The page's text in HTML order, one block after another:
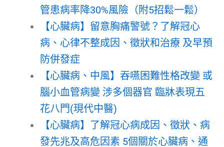
管患病率降30%風險（附5招鬆一鬆）
【心臟病】留意胸痛警號？了解冠心
病、心律不整成因、徵狀和治療 及早預
防併發症
【心臟病、中風】吞嚥困難性格改變 或
腦小血管病變 涉多個器官 臨牀表現五
花八門(現代中醫)
【心臟病】了解冠心病成因、徵狀、病
發先兆及高危因素 5個關於心臟病、通